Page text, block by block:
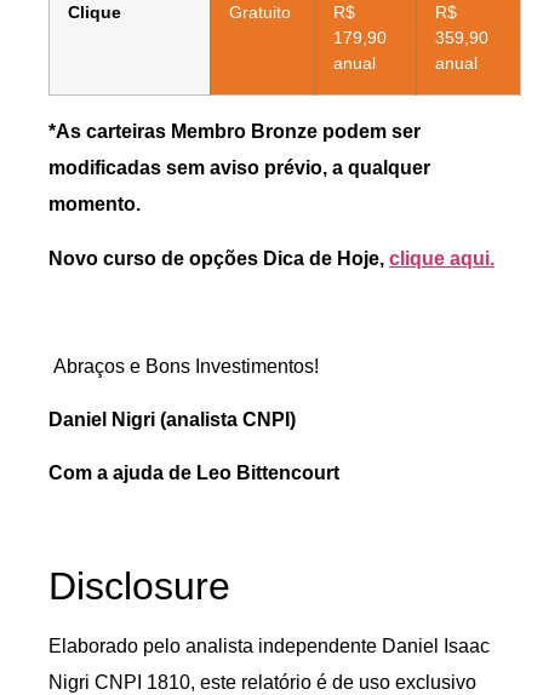
Clique Gratuito
R$
179,90
anual
R$
359,90
anual
*As carteiras Membro Bronze podem ser
modificadas sem aviso prévio, a qualquer
momento.
Novo curso de opções Dica de Hoje, clique aqui.
Abraços e Bons Investimentos!
Daniel Nigri (analista CNPI)
Com a ajuda de Leo Bittencourt
Disclosure
Elaborado pelo analista independente Daniel Isaac
Nigri CNPI 1810, este relatório é de uso exclusivo